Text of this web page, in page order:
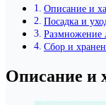
Описание и
Посадка и
Размножение
Сбор и
Описание и